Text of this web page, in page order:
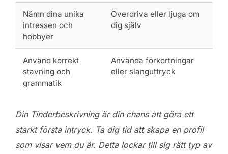
Nämn dina unika
intressen och
hobbyer
Överdriva eller ljuga om
dig själv
Använd korrekt
stavning och
grammatik
Använda förkortningar
eller slanguttryck
Din Tinderbeskrivning är din chans att göra ett
starkt första intryck. Ta dig tid att skapa en profil
som visar vem du är. Detta lockar till sig rätt typ av